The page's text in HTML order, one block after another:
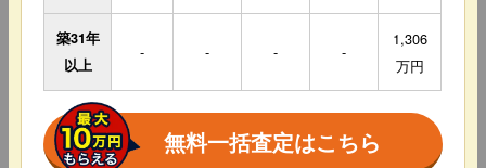
築31年
以上
- - - -
1,306
万円
無料一括査定はこちら